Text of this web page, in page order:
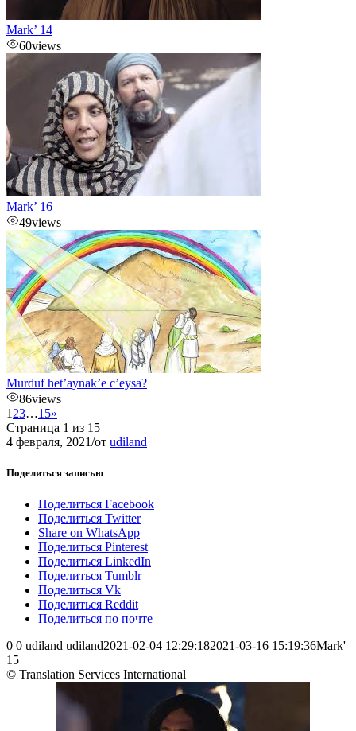
Mark’ 14
60views
Mark’ 16
49views
Murduf het’aynak’e c’eysa?
86views
1 23…15»
Страница 1 из 15
4 февраля, 2021/от udiland
Поделиться записью
Поделиться Facebook
Поделиться Twitter
Share on WhatsApp
Поделиться Pinterest
Поделиться LinkedIn
Поделиться Tumblr
Поделиться Vk
Поделиться Reddit
Поделиться по почте
0 0 udiland udiland2021-02-04 12:29:182021-03-16 15:19:36Mark'
15
© Translation Services International